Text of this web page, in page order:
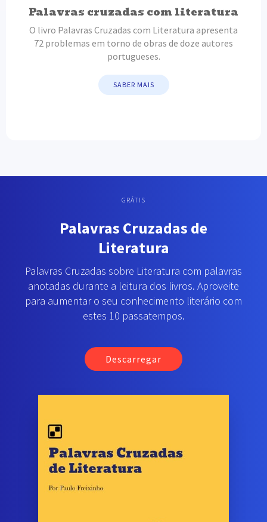
Palavras cruzadas com literatura
O livro Palavras Cruzadas com Literatura apresenta
72 problemas em torno de obras de doze autores
portugueses.
SABER MAIS
GRÁTIS
Palavras Cruzadas de
Literatura
Palavras Cruzadas sobre Literatura com palavras
anotadas durante a leitura dos livros. Aproveite
para aumentar o seu conhecimento literário com
estes 10 passatempos.
Descarregar